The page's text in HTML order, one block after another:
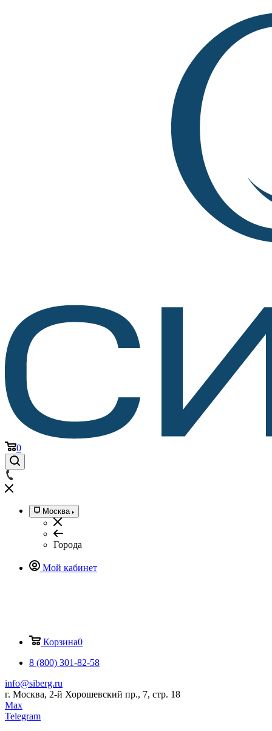
0
Москва
Города
Мой кабинет
Корзина0
8 (800) 301-82-58
info@siberg.ru
г. Москва, 2-й Хорошевский пр., 7, стр. 18
Max
Telegram